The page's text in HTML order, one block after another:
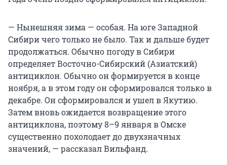
— Нынешняя зима — особая. На юге Западной
Сибири чего только не было. Так и дальше будет
продолжаться. Обычно погоду в Сибири
определяет Восточно-Сибирский (Азиатский)
антициклон. Обычно он формируется в конце
ноября, а в этом году он сформировался только в
декабре. Он сформировался и ушел в Якутию.
Затем вновь ожидается возвращение этого
антициклона, поэтому 8–9 января в Омске
существенно похолодает до двухзначных
значений, — рассказал Вильфанд.